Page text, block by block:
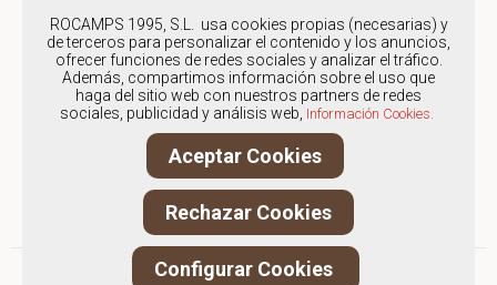
en comercial@fontpell.com.
Los envíos a Granada gestionados
entre semana se entregarán en
menos de 48 horas; los pedidos
realizados en fin de semana, el
producto se enviará a partir del
lunes.
ROCAMPS 1995, S.L. usa cookies propias (necesarias) y
de terceros para personalizar el contenido y los anuncios,
ofrecer funciones de redes sociales y analizar el tráfico.
Además, compartimos información sobre el uso que
haga del sitio web con nuestros partners de redes
sociales, publicidad y análisis web, Información Cookies.
Aceptar Cookies
Rechazar Cookies
Configurar Cookies